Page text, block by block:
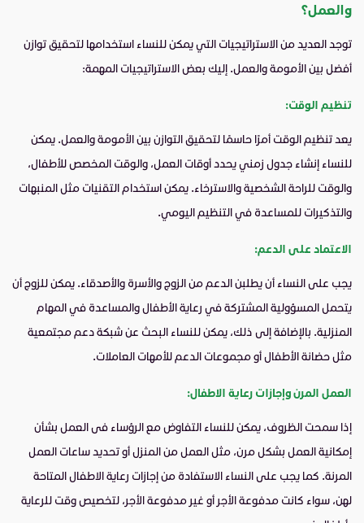
والعمل؟
توجد العديد من الاستراتيجيات التي يمكن للنساء استخدامها لتحقيق توازن
أفضل بين الأمومة والعمل. إليك بعض الاستراتيجيات المهمة:
تنظيم الوقت:
يعد تنظيم الوقت أمرًا حاسمًا لتحقيق التوازن بين الأمومة والعمل. يمكن
للنساء إنشاء جدول زمني يحدد أوقات العمل، والوقت المخصص للأطفال،
والوقت للراحة الشخصية والاسترخاء. يمكن استخدام التقنيات مثل المنبهات
والتذكيرات للمساعدة في التنظيم اليومي.
الاعتماد على الدعم:
يجب على النساء أن يطلبن الدعم من الزوج والأسرة والأصدقاء. يمكن للزوج أن
يتحمل المسؤولية المشتركة في رعاية الأطفال والمساعدة في المهام
المنزلية. بالإضافة إلى ذلك، يمكن للنساء البحث عن شبكة دعم مجتمعية
مثل حضانة الأطفال أو مجموعات الدعم للأمهات العاملات.
العمل المرن وإجازات رعاية الاطفال:
إذا سمحت الظروف، يمكن للنساء التفاوض مع الرؤساء فى العمل بشأن
إمكانية العمل بشكل مرن، مثل العمل من المنزل أو تحديد ساعات العمل
المرنة. كما يجب على النساء الاستفادة من إجازات رعاية الاطفال المتاحة
لهن، سواء كانت مدفوعة الأجر أو غير مدفوعة الأجر، لتخصيص وقت للرعاية